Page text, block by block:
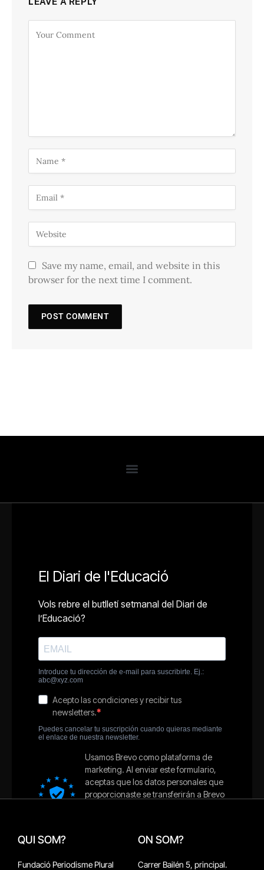
Save my name, email, and website in this
browser for the next time I comment.
QUI SOM?
Fundació Periodisme Plural
ON SOM?
Carrer Bailén 5, principal.